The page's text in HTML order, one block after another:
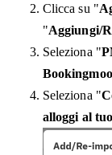
Clicca su "
"Aggiungi/
Seleziona "
Seleziona "
alloggi al